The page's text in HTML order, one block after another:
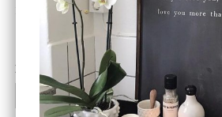
Cloudy kruka mini, vit
199 kr
INFO KÖP
Star
vit,
499 kr
INFO